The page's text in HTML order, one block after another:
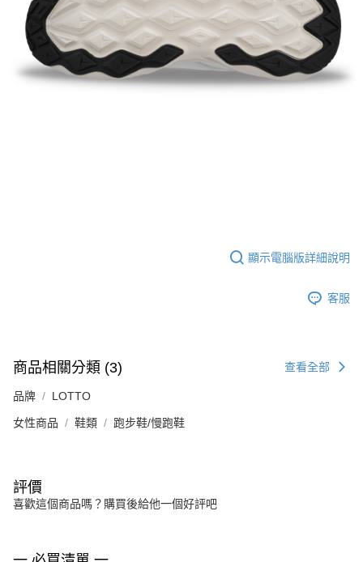
顯示電腦版詳細說明
客服
商品相關分類 (3) 查看全部
品牌 LOTTO
女性商品 鞋類 跑步鞋/慢跑鞋
評價
喜歡這個商品嗎？購買後給他一個好評吧